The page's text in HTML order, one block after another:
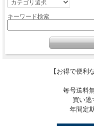
キーワード検索
【お得で便利
毎号送料
買い逃
年間定